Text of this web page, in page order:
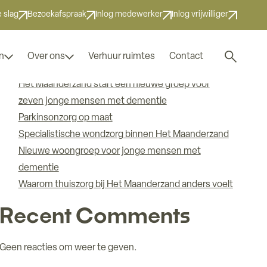
slag Bezoekafspraak Inlog medewerker Inlog vrijwilliger
Over ons Verhuur ruimtes Contact
Zoek
Zoeken
Zoeken
Recent Posts
Het Maanderzand start een nieuwe groep voor
zeven jonge mensen met dementie
Parkinsonzorg op maat
Specialistische wondzorg binnen Het Maanderzand
Nieuwe woongroep voor jonge mensen met
dementie
Waarom thuiszorg bij Het Maanderzand anders voelt
Recent Comments
Geen reacties om weer te geven.